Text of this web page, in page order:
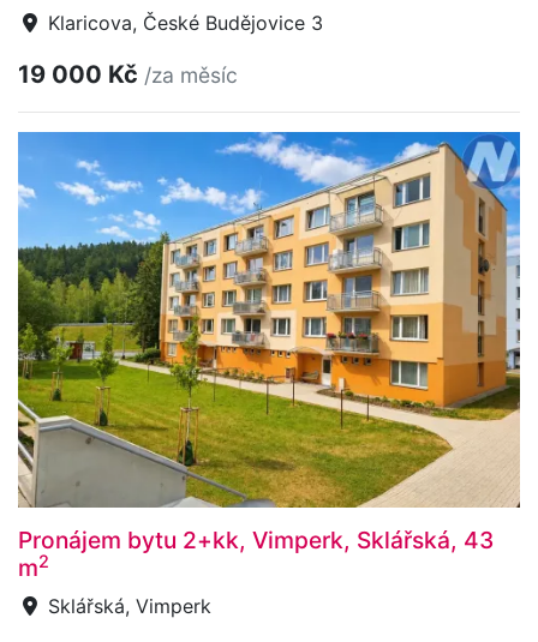
Klaricova, České Budějovice 3
19 000 Kč /za měsíc
Pronájem bytu 2+kk, Vimperk, Sklářská, 43
m2
Sklářská, Vimperk